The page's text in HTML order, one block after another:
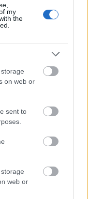
my
the
on web or
sent to
web or
szerepet a
felfedezni
ismert, de annál
tánczenei
2-re
az Electrify
21-én,
ismét nagyon
fel, rögtön